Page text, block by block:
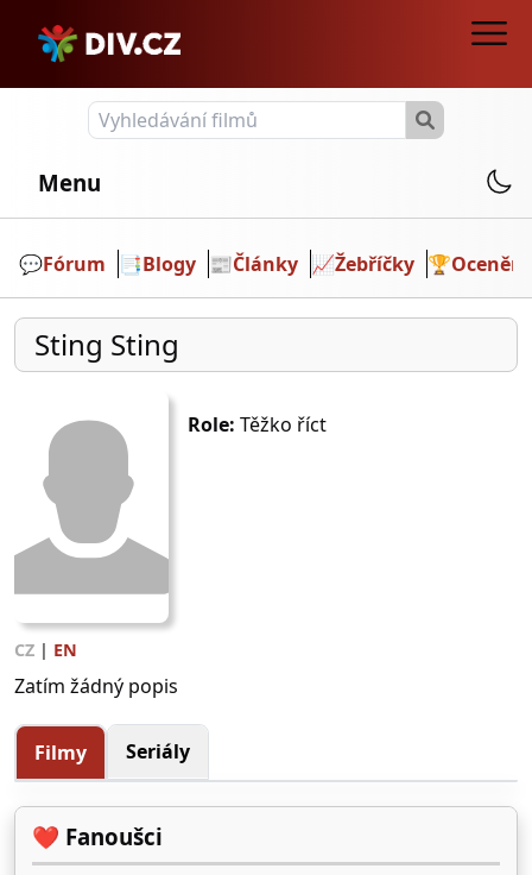
Menu
💬️Fórum 📑Blogy 📰Články 📈Žebříčky 🏆Ocenění
Sting Sting
Role: Těžko říct
CZ | EN
Zatím žádný popis
Filmy Seriály
❤️ Fanoušci